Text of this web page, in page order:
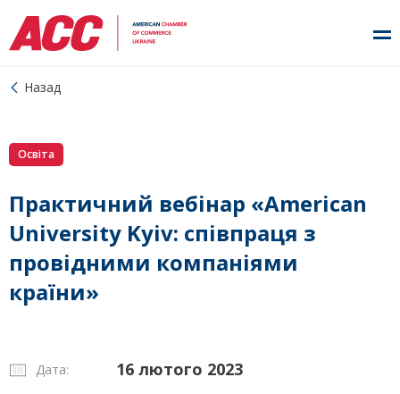
Назад
Освіта
Практичний вебінар «American
University Kyiv: співпраця з
провідними компаніями
країни»
Дата: 16 лютого 2023